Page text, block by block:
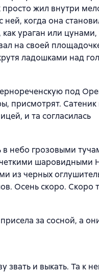
просто жил внутри
ней, когда она
ураган или цунами,
на своей
ладошками над
под
присмотрят.
и та согласилась
в небо грозовыми
шаровидными
из черных
Осень скоро. Скоро
за сосной, а
звать и выкать. Та к